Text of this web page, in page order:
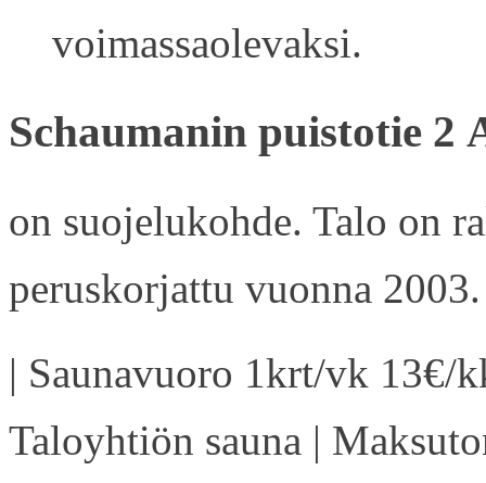
voimassaolevaksi.
Schaumanin puistotie 2
on suojelukohde. Talo on
peruskorjattu vuonna 2003.
| Saunavuoro 1krt/vk 13€/
Taloyhtiön sauna |